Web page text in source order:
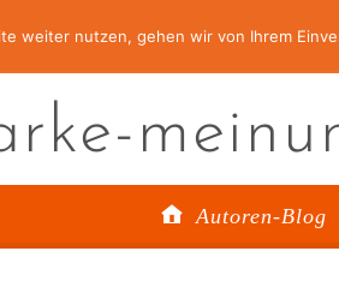
Autoren-Blog
weiter nutzen, gehen wir von Ihrem